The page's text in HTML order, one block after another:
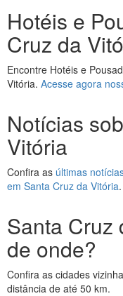
Hotéis e
Cruz da
Encontre Hotéis e
Vitória. Acesse agora
Notícias
Vitória
Confira as últimas
em Santa Cruz da Vitória.
Santa Cruz
de onde?
Confira as cidades
distância de até 50 km.